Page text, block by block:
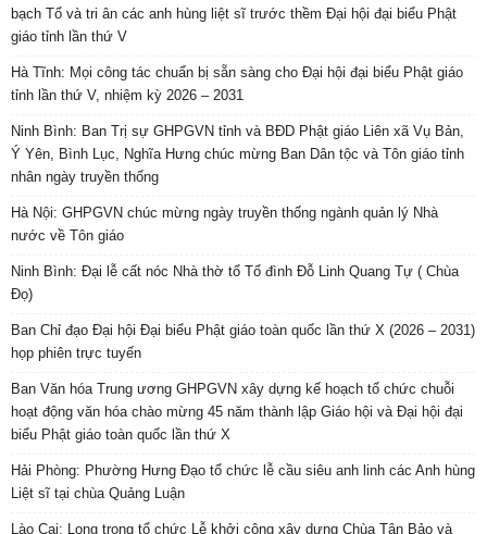
bạch Tổ và tri ân các anh hùng liệt sĩ trước thềm Đại hội đại biểu Phật
giáo tỉnh lần thứ V
Hà Tĩnh: Mọi công tác chuẩn bị sẵn sàng cho Đại hội đại biểu Phật giáo
tỉnh lần thứ V, nhiệm kỳ 2026 – 2031
Ninh Bình: Ban Trị sự GHPGVN tỉnh và BĐD Phật giáo Liên xã Vụ Bản,
Ý Yên, Bình Lục, Nghĩa Hưng chúc mừng Ban Dân tộc và Tôn giáo tỉnh
nhân ngày truyền thống
Hà Nội: GHPGVN chúc mừng ngày truyền thống ngành quản lý Nhà
nước về Tôn giáo
Ninh Bình: Đại lễ cất nóc Nhà thờ tổ Tổ đình Đỗ Linh Quang Tự ( Chùa
Đọ)
Ban Chỉ đạo Đại hội Đại biểu Phật giáo toàn quốc lần thứ X (2026 – 2031)
họp phiên trực tuyến
Ban Văn hóa Trung ương GHPGVN xây dựng kế hoạch tổ chức chuỗi
hoạt động văn hóa chào mừng 45 năm thành lập Giáo hội và Đại hội đại
biểu Phật giáo toàn quốc lần thứ X
Hải Phòng: Phường Hưng Đạo tổ chức lễ cầu siêu anh linh các Anh hùng
Liệt sĩ tại chùa Quảng Luận
Lào Cai: Long trọng tổ chức Lễ khởi công xây dựng Chùa Tân Bảo và